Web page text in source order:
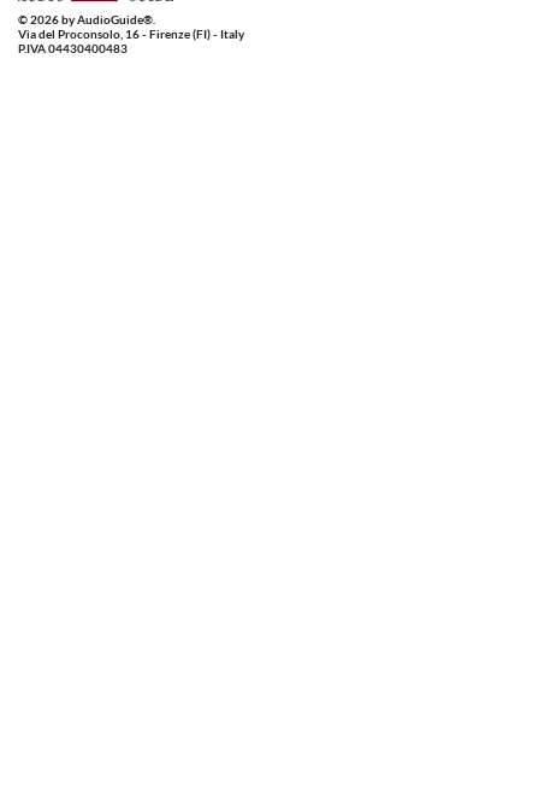
© 2026 by AudioGuide®.
Via del Proconsolo, 16 - Firenze (FI) - Italy
P.IVA 04430400483